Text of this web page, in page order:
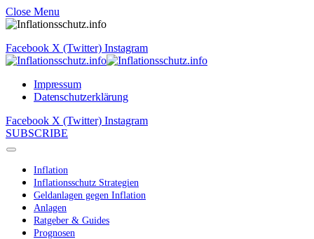
Close Menu
Facebook X (Twitter) Instagram
Impressum
Datenschutzerklärung
Facebook X (Twitter) Instagram
SUBSCRIBE
Inflation
Inflationsschutz Strategien
Geldanlagen gegen Inflation
Anlagen
Ratgeber & Guides
Prognosen